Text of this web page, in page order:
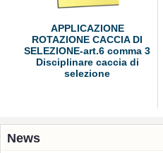
APPLICAZIONE
ROTAZIONE CACCIA DI
SELEZIONE-art.6 comma 3
Disciplinare caccia di
selezione
News